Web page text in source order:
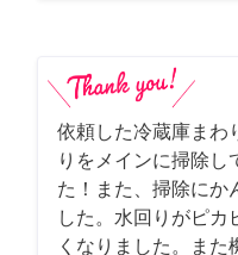
依頼した冷蔵庫まわ
りをメインに掃除し
た！また、掃除にか
した。水回りがピカ
くなりました。また